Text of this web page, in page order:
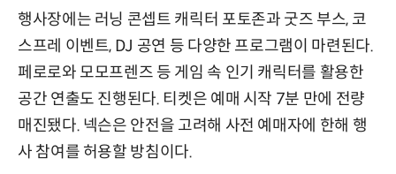
행사장에는 러닝 콘셉트 캐릭터 포토존과 굿즈 부스, 코
스프레 이벤트, DJ 공연 등 다양한 프로그램이 마련된다.
페로로와 모모프렌즈 등 게임 속 인기 캐릭터를 활용한
공간 연출도 진행된다. 티켓은 예매 시작 7분 만에 전량
매진됐다. 넥슨은 안전을 고려해 사전 예매자에 한해 행
사 참여를 허용할 방침이다.